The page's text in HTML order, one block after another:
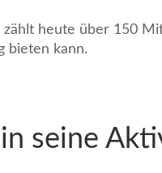
heute über 150
bieten kann.
seine